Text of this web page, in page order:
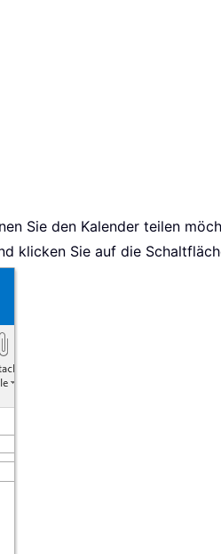
Sie den Kalender teilen
klicken Sie auf die